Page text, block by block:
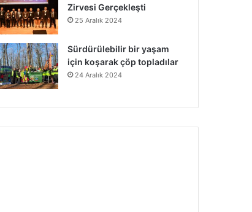
Zirvesi Gerçekleşti
25 Aralık 2024
Sürdürülebilir bir yaşam
için koşarak çöp topladılar
24 Aralık 2024